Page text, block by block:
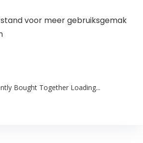
voor meer gebruiksgemak
Bought Together Loading...